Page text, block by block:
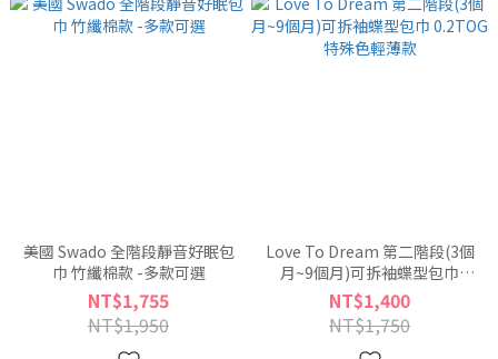
美國 Swado 全階段靜音好眠包
巾 竹纖棉款 -多款可選
NT$1,755
NT$1,950
Love To Dream 第二階段(3個
月~9個月)可拆袖蝶型包巾
0.2TOG 特殊色輕薄款
NT$1,400
NT$1,750